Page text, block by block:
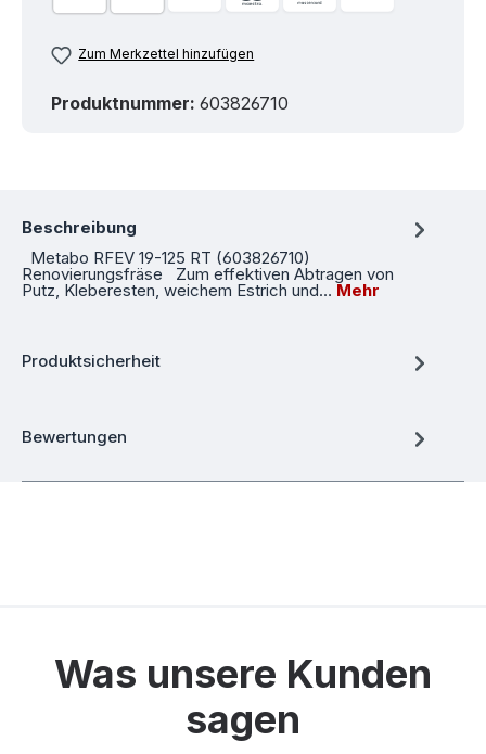
Zum Merkzettel hinzufügen
Produktnummer: 603826710
Beschreibung
Metabo RFEV 19-125 RT (603826710)
Renovierungsfräse Zum effektiven Abtragen von
Putz, Kleberesten, weichem Estrich und… Mehr
Produktsicherheit
Bewertungen
Was unsere Kunden
sagen